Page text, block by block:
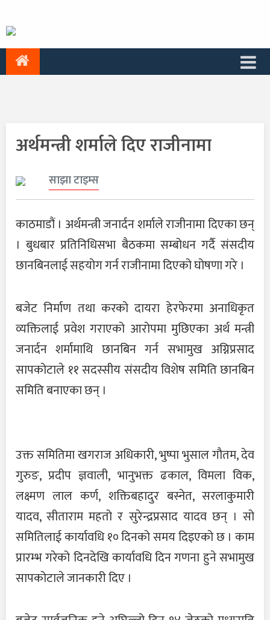
अर्थमन्त्री शर्माले दिए राजीनामा
साझा टाइम्स
काठमाडौं । अर्थमन्त्री जनार्दन शर्माले राजीनामा दिएका छन्
। बुधबार प्रतिनिधिसभा बैठकमा सम्बोधन गर्दै संसदीय
छानबिनलाई सहयोग गर्न राजीनामा दिएको घोषणा गरे ।
बजेट निर्माण तथा करको दायरा हेरफेरमा अनाधिकृत
व्यक्तिलाई प्रवेश गराएको आरोपमा मुछिएका अर्थ मन्त्री
जनार्दन शर्मामाथि छानबिन गर्न सभामुख अग्निप्रसाद
सापकोटाले ११ सदस्सीय संसदीय विशेष समिति छानबिन
समिति बनाएका छन् ।
उक्त समितिमा खगराज अधिकारी, भुष्पा भुसाल गौतम, देव
गुरुङ, प्रदीप ज्ञवाली, भानुभक्त ढकाल, विमला विक,
लक्ष्मण लाल कर्ण, शक्तिबहादुर बस्नेत, सरलाकुमारी
यादव, सीताराम महतो र सुरेन्द्रप्रसाद यादव छन् । सो
समितिलाई कार्यावधि १० दिनको समय दिइएको छ । काम
प्रारम्भ गरेको दिनदेखि कार्यावधि दिन गणना हुने सभामुख
सापकोटाले जानकारी दिए ।